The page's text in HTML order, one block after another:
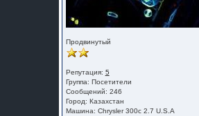
Продвинутый
Репутация: 5
Группа: Посетители
Сообщений: 246
Город: Казахстан
Машина: Chrysler 300c 2.7 U.S.A